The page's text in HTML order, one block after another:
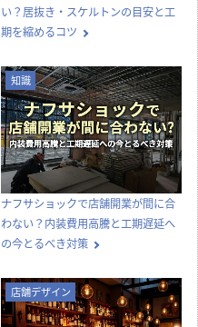
い？居抜き・スケルトンの目安と工
期を縮めるコツ
知識
ナフサショックで店舗開業が間に合
わない？内装費用高騰と工期遅延へ
の今とるべき対策
店舗デザイン